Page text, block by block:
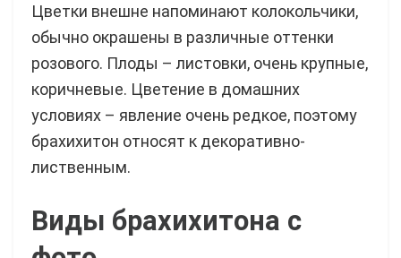
Цветки внешне напоминают колокольчики,
обычно окрашены в различные оттенки
розового. Плоды – листовки, очень крупные,
коричневые. Цветение в домашних
условиях – явление очень редкое, поэтому
брахихитон относят к декоративно-
лиственным.
Виды брахихитона с